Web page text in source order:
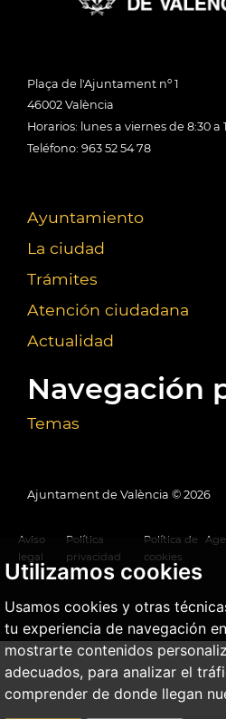
Utilizamos cookies
Usamos cookies y otras
tu experiencia de navegación
mostrarte contenidos
adecuados, para analizar el
comprender de donde llegan
Plaça de l'Ajuntament nº 1
46002 València
Horarios: lunes a viernes de 8:30 a
Teléfono: 963 52 54 78
Ayuntamiento
La ciudad
Trámites
Atención ciudadana
Actualidad
Navegación
Temas
Ajuntament de València © 2026
Aviso
legal
Política
privacidad
Política de
cookies